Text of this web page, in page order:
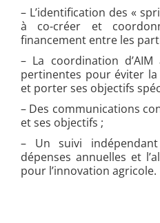
– L’identification des «
à co-créer et
financement entre les
– La coordination d’AIM
pertinentes pour éviter
et porter ses objectifs
– Des communications
et ses objectifs ;
– Un suivi
dépenses annuelles et
pour l’innovation agricole.